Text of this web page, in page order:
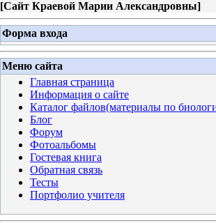
[Сайт Краевой Марии Александровны]
Форма входа
Меню сайта
Главная страница
Информация о сайте
Каталог файлов(материалы по
Блог
Форум
Фотоальбомы
Гостевая книга
Обратная связь
Тесты
Портфолио учителя